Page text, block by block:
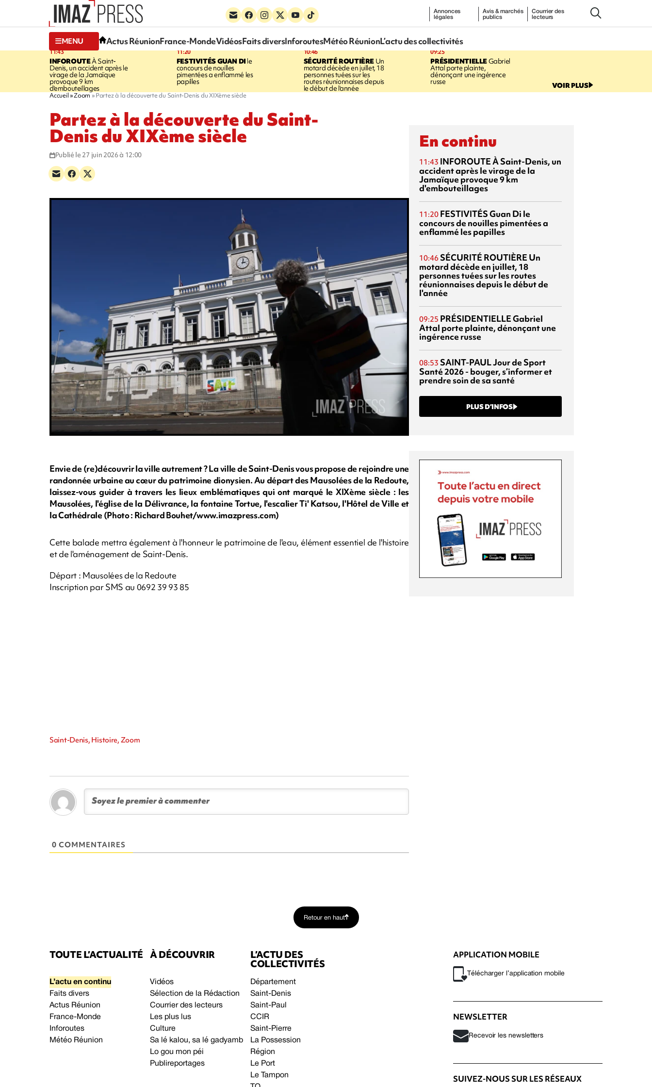
Annonces
légales
Avis & marchés
publics
Courrier des
lecteurs
MENU Actus RéunionFrance-MondeVidéosFaits diversInforoutesMétéo RéunionL’actu des collectivités
11:43
INFOROUTEÀ Saint-
Denis, un accident après le
virage de la Jamaïque
provoque 9 km
d'embouteillages
11:20
FESTIVITÉSGUAN DIle
concours de nouilles
pimentées a enflammé les
papilles
10:46
SÉCURITÉ ROUTIÈRE Un
motard décède en juillet, 18
personnes tuées sur les
routes réunionnaises depuis
le début de l'année
09:25
PRÉSIDENTIELLEGabriel
Attal porte plainte,
dénonçant une ingérence
russe VOIR PLUS
Accueil Zoom Partez à la découverte du Saint-Denis du XIXème siècle
Partez à la découverte du Saint-
Denis du XIXème siècle
Publié le 27 juin 2026 à 12:00
Envie de (re)découvrir la ville autrement ? La ville de Saint-Denis vous propose de rejoindre une
randonnée urbaine au cœur du patrimoine dionysien. Au départ des Mausolées de la Redoute,
laissez-vous guider à travers les lieux emblématiques qui ont marqué le XIXème siècle : les
Mausolées, l'église de la Délivrance, la fontaine Tortue, l'escalier Ti' Katsou, l'Hôtel de Ville et
la Cathédrale (Photo : Richard Bouhet/www.imazpress.com)
Cette balade mettra également à l'honneur le patrimoine de l'eau, élément essentiel de l'histoire
et de l'aménagement de Saint-Denis.
Départ : Mausolées de la Redoute
Inscription par SMS au 0692 39 93 85
Saint-Denis, Histoire, Zoom
0 COMMENTAIRES
En continu
11:43 INFOROUTEÀ Saint-Denis, un
accident après le virage de la
Jamaïque provoque 9 km
d'embouteillages
11:20 FESTIVITÉSGuan Di le
concours de nouilles pimentées a
enflammé les papilles
10:46 SÉCURITÉ ROUTIÈRE Un
motard décède en juillet, 18
personnes tuées sur les routes
réunionnaises depuis le début de
l'année
09:25 PRÉSIDENTIELLEGabriel
Attal porte plainte, dénonçant une
ingérence russe
08:53 SAINT-PAULJour de Sport
Santé 2026 - bouger, s’informer et
prendre soin de sa santé
PLUS D’INFOS
Retour en haut
TOUTE L’ACTUALITÉ
L’actu en continu
Faits divers
Actus Réunion
France-Monde
Inforoutes
Météo Réunion
À DÉCOUVRIR
Vidéos
Sélection de la Rédaction
Courrier des lecteurs
Les plus lus
Culture
Sa lé kalou, sa lé gadyamb
Lo gou mon péi
Publireportages
L’ACTU DES
COLLECTIVITÉS
Département
Saint-Denis
Saint-Paul
CCIR
Saint-Pierre
La Possession
Région
Le Port
Le Tampon
APPLICATION MOBILE
Télécharger l’application mobile
NEWSLETTER
Recevoir les newsletters
SUIVEZ-NOUS SUR LES RÉSEAUX